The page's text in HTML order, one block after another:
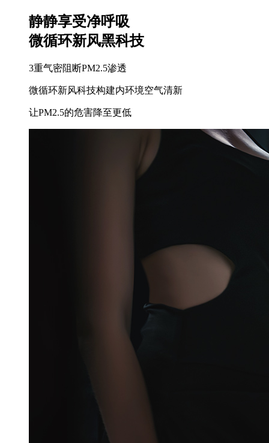
静静享受净呼吸
微循环新风黑科技
3重气密阻断PM2.5渗透
微循环新风科技构建内环境空气清新
让PM2.5的危害降至更低